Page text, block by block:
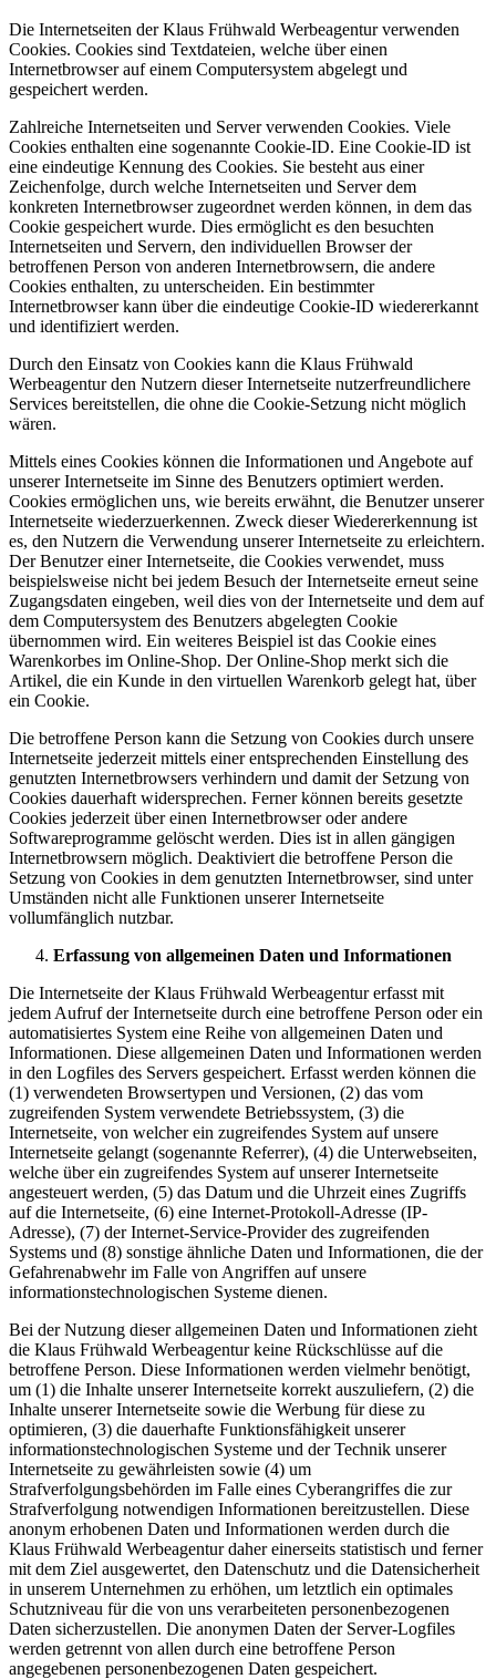
Die Internetseiten der Klaus Frühwald Werbeagentur verwenden
Cookies. Cookies sind Textdateien, welche über einen
Internetbrowser auf einem Computersystem abgelegt und
gespeichert werden.
Zahlreiche Internetseiten und Server verwenden Cookies. Viele
Cookies enthalten eine sogenannte Cookie-ID. Eine Cookie-ID ist
eine eindeutige Kennung des Cookies. Sie besteht aus einer
Zeichenfolge, durch welche Internetseiten und Server dem
konkreten Internetbrowser zugeordnet werden können, in dem das
Cookie gespeichert wurde. Dies ermöglicht es den besuchten
Internetseiten und Servern, den individuellen Browser der
betroffenen Person von anderen Internetbrowsern, die andere
Cookies enthalten, zu unterscheiden. Ein bestimmter
Internetbrowser kann über die eindeutige Cookie-ID wiedererkannt
und identifiziert werden.
Durch den Einsatz von Cookies kann die Klaus Frühwald
Werbeagentur den Nutzern dieser Internetseite nutzerfreundlichere
Services bereitstellen, die ohne die Cookie-Setzung nicht möglich
wären.
Mittels eines Cookies können die Informationen und Angebote auf
unserer Internetseite im Sinne des Benutzers optimiert werden.
Cookies ermöglichen uns, wie bereits erwähnt, die Benutzer unserer
Internetseite wiederzuerkennen. Zweck dieser Wiedererkennung ist
es, den Nutzern die Verwendung unserer Internetseite zu erleichtern.
Der Benutzer einer Internetseite, die Cookies verwendet, muss
beispielsweise nicht bei jedem Besuch der Internetseite erneut seine
Zugangsdaten eingeben, weil dies von der Internetseite und dem auf
dem Computersystem des Benutzers abgelegten Cookie
übernommen wird. Ein weiteres Beispiel ist das Cookie eines
Warenkorbes im Online-Shop. Der Online-Shop merkt sich die
Artikel, die ein Kunde in den virtuellen Warenkorb gelegt hat, über
ein Cookie.
Die betroffene Person kann die Setzung von Cookies durch unsere
Internetseite jederzeit mittels einer entsprechenden Einstellung des
genutzten Internetbrowsers verhindern und damit der Setzung von
Cookies dauerhaft widersprechen. Ferner können bereits gesetzte
Cookies jederzeit über einen Internetbrowser oder andere
Softwareprogramme gelöscht werden. Dies ist in allen gängigen
Internetbrowsern möglich. Deaktiviert die betroffene Person die
Setzung von Cookies in dem genutzten Internetbrowser, sind unter
Umständen nicht alle Funktionen unserer Internetseite
vollumfänglich nutzbar.
Erfassung von allgemeinen Daten und Informationen
Die Internetseite der Klaus Frühwald Werbeagentur erfasst mit
jedem Aufruf der Internetseite durch eine betroffene Person oder ein
automatisiertes System eine Reihe von allgemeinen Daten und
Informationen. Diese allgemeinen Daten und Informationen werden
in den Logfiles des Servers gespeichert. Erfasst werden können die
(1) verwendeten Browsertypen und Versionen, (2) das vom
zugreifenden System verwendete Betriebssystem, (3) die
Internetseite, von welcher ein zugreifendes System auf unsere
Internetseite gelangt (sogenannte Referrer), (4) die Unterwebseiten,
welche über ein zugreifendes System auf unserer Internetseite
angesteuert werden, (5) das Datum und die Uhrzeit eines Zugriffs
auf die Internetseite, (6) eine Internet-Protokoll-Adresse (IP-
Adresse), (7) der Internet-Service-Provider des zugreifenden
Systems und (8) sonstige ähnliche Daten und Informationen, die der
Gefahrenabwehr im Falle von Angriffen auf unsere
informationstechnologischen Systeme dienen.
Bei der Nutzung dieser allgemeinen Daten und Informationen zieht
die Klaus Frühwald Werbeagentur keine Rückschlüsse auf die
betroffene Person. Diese Informationen werden vielmehr benötigt,
um (1) die Inhalte unserer Internetseite korrekt auszuliefern, (2) die
Inhalte unserer Internetseite sowie die Werbung für diese zu
optimieren, (3) die dauerhafte Funktionsfähigkeit unserer
informationstechnologischen Systeme und der Technik unserer
Internetseite zu gewährleisten sowie (4) um
Strafverfolgungsbehörden im Falle eines Cyberangriffes die zur
Strafverfolgung notwendigen Informationen bereitzustellen. Diese
anonym erhobenen Daten und Informationen werden durch die
Klaus Frühwald Werbeagentur daher einerseits statistisch und ferner
mit dem Ziel ausgewertet, den Datenschutz und die Datensicherheit
in unserem Unternehmen zu erhöhen, um letztlich ein optimales
Schutzniveau für die von uns verarbeiteten personenbezogenen
Daten sicherzustellen. Die anonymen Daten der Server-Logfiles
werden getrennt von allen durch eine betroffene Person
angegebenen personenbezogenen Daten gespeichert.